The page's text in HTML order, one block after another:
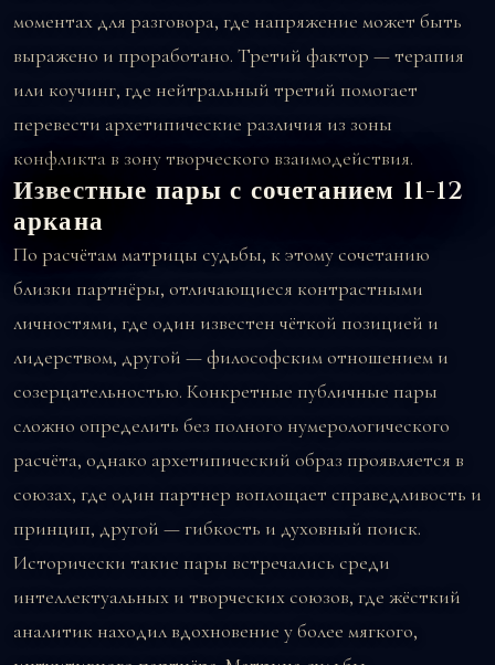
моментах для разговора, где напряжение может быть
выражено и проработано. Третий фактор — терапия
или коучинг, где нейтральный третий помогает
перевести архетипические различия из зоны
конфликта в зону творческого взаимодействия.
Известные пары с сочетанием 11-12
аркана
По расчётам матрицы судьбы, к этому сочетанию
близки партнёры, отличающиеся контрастными
личностями, где один известен чёткой позицией и
лидерством, другой — философским отношением и
созерцательностью. Конкретные публичные пары
сложно определить без полного нумерологического
расчёта, однако архетипический образ проявляется в
союзах, где один партнер воплощает справедливость и
принцип, другой — гибкость и духовный поиск.
Исторически такие пары встречались среди
интеллектуальных и творческих союзов, где жёсткий
аналитик находил вдохновение у более мягкого,